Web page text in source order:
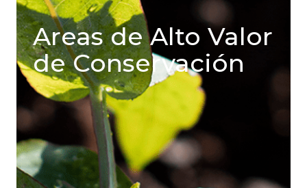
Areas de Alto Valor
de Conservación